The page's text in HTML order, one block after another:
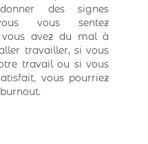
des signes
vous sentez
avez du mal à
travailler, si vous
travail ou si vous
vous pourriez